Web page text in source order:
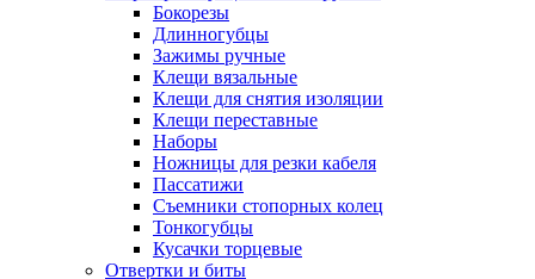
Бокорезы
Длинногубцы
Зажимы ручные
Клещи вязальные
Клещи для снятия изоляции
Клещи переставные
Наборы
Ножницы для резки кабеля
Пассатижи
Съемники стопорных колец
Тонкогубцы
Кусачки торцевые
Отвертки и биты